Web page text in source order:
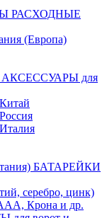
РАСХОДНЫЕ
(Европа)
АКСЕССУАРЫ для
БАТАРЕЙКИ
серебро, цинк)
Крона и др.